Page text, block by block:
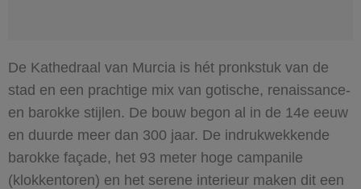
De Kathedraal van Murcia is hét pronkstuk van de
stad en een prachtige mix van gotische, renaissance-
en barokke stijlen. De bouw begon al in de 14e eeuw
en duurde meer dan 300 jaar. De indrukwekkende
barokke façade, het 93 meter hoge campanile
(klokkentoren) en het serene interieur maken dit een